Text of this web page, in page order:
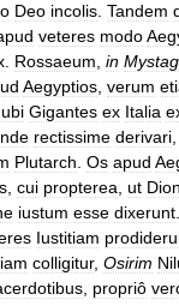
Deo incolis Tandem
veteres modo
Rossaeum in
Aegyptios verum
Gigantes ex Italia
rectissime derivari
Plutarch Os apud
cui propterea ut
iustum esse dixerunt
Iustitiam
colligitur, Osirim
propriô